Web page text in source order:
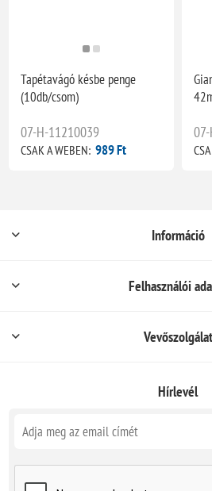
Tapétavágó késbe penge
(10db/csom)
07-H-11210039
CSAK A WEBEN: 989 Ft
Információ
Felhasználói
Vevőszolgálat
Hírlevél